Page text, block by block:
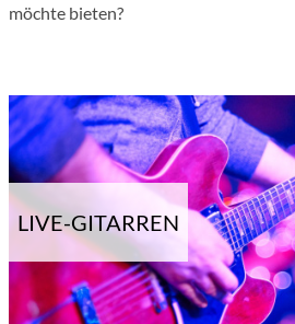
möchte bieten?
LIVE-GITARREN